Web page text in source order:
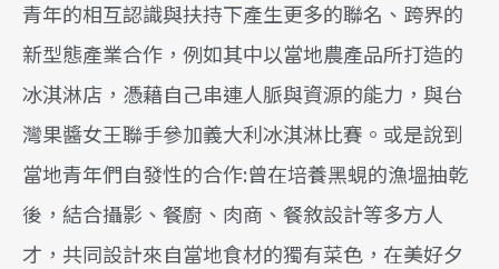
青年的相互認識與扶持下產生更多的聯名、跨界的
新型態產業合作，例如其中以當地農產品所打造的
冰淇淋店，憑藉自己串連人脈與資源的能力，與台
灣果醬女王聯手參加義大利冰淇淋比賽。或是說到
當地青年們自發性的合作:曾在培養黑蜆的漁塭抽乾
後，結合攝影、餐廚、肉商、餐敘設計等多方人
才，共同設計來自當地食材的獨有菜色，在美好夕